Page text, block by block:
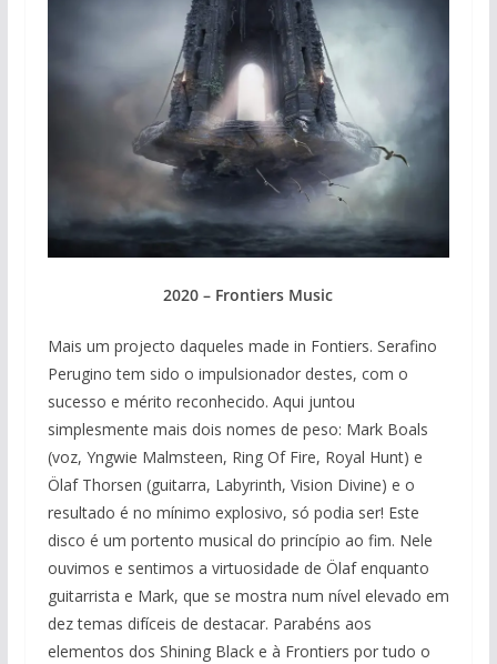
2020 – Frontiers Music
Mais um projecto daqueles made in Fontiers. Serafino
Perugino tem sido o impulsionador destes, com o
sucesso e mérito reconhecido. Aqui juntou
simplesmente mais dois nomes de peso: Mark Boals
(voz, Yngwie Malmsteen, Ring Of Fire, Royal Hunt) e
Ölaf Thorsen (guitarra, Labyrinth, Vision Divine) e o
resultado é no mínimo explosivo, só podia ser! Este
disco é um portento musical do princípio ao fim. Nele
ouvimos e sentimos a virtuosidade de Ölaf enquanto
guitarrista e Mark, que se mostra num nível elevado em
dez temas difíceis de destacar. Parabéns aos
elementos dos Shining Black e à Frontiers por tudo o